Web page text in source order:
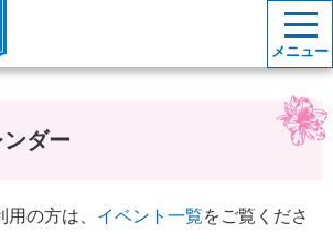
メニュー
ダー
の方は、 イベント一覧をご覧くださ